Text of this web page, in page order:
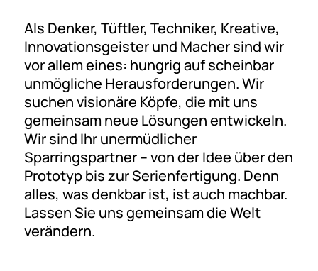
Als Denker, Tüftler, Techniker, Kreative,
Innovationsgeister und Macher sind wir
vor allem eines: hungrig auf scheinbar
unmögliche Herausforderungen. Wir
suchen visionäre Köpfe, die mit uns
gemeinsam neue Lösungen entwickeln.
Wir sind Ihr unermüdlicher
Sparringspartner – von der Idee über den
Prototyp bis zur Serienfertigung. Denn
alles, was denkbar ist, ist auch machbar.
Lassen Sie uns gemeinsam die Welt
verändern.